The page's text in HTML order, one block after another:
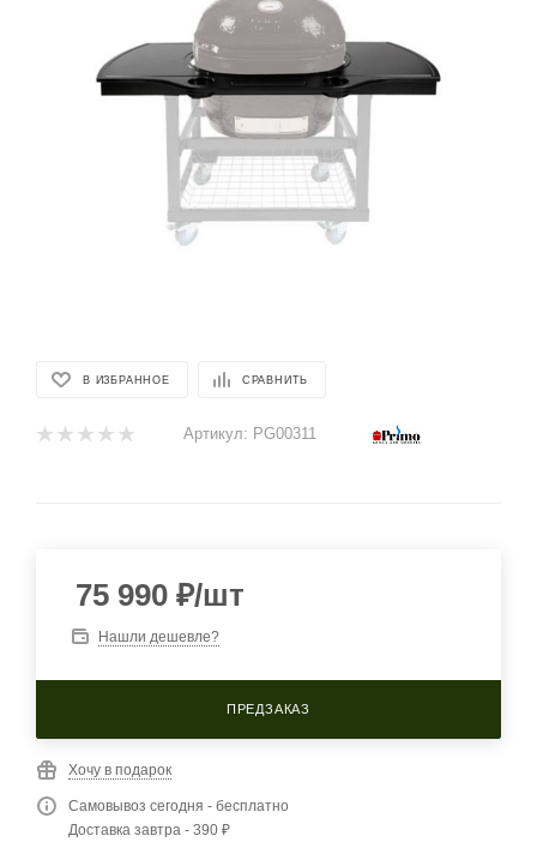
В ИЗБРАННОЕ СРАВНИТЬ
Артикул: PG00311
75 990 ₽/шт
Нашли дешевле?
ПРЕДЗАКАЗ
Хочу в подарок
Самовывоз сегодня - бесплатно
Доставка завтра - 390 ₽